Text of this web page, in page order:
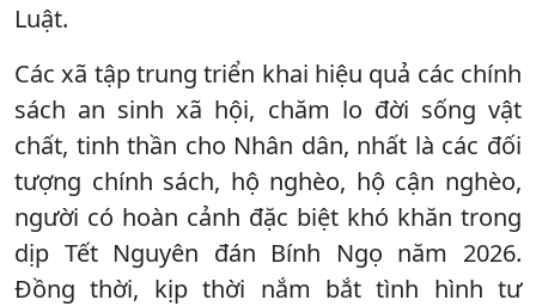
Luật.
Các xã tập trung triển khai hiệu quả các chính
sách an sinh xã hội, chăm lo đời sống vật
chất, tinh thần cho Nhân dân, nhất là các đối
tượng chính sách, hộ nghèo, hộ cận nghèo,
người có hoàn cảnh đặc biệt khó khăn trong
dịp Tết Nguyên đán Bính Ngọ năm 2026.
Đồng thời, kịp thời nắm bắt tình hình tư